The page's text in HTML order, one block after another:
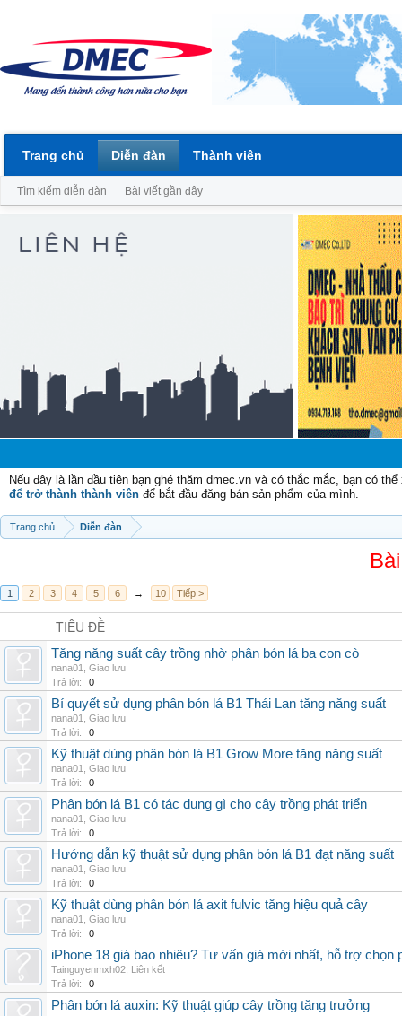
Nếu đây là lần đầu tiên bạn ghé thăm dmec.vn và có thắc mắc, bạn có
để trở thành thành viên để bắt đầu đăng bán sản phẩm của mình.
Trang chủ Diễn đàn
1 2 3 4 5 6 → 10 Tiếp >
TIÊU ĐỀ
Tăng năng suất cây trồng nhờ phân bón lá ba con cò
nana01
Giao lưu
Trả lời:
0
Bí quyết sử dụng phân bón lá B1 Thái Lan tăng năng suất
nana01
Giao lưu
Trả lời:
0
Kỹ thuật dùng phân bón lá B1 Grow More tăng năng suất
nana01
Giao lưu
Trả lời:
0
Phân bón lá B1 có tác dụng gì cho cây trồng phát triển
nana01
Giao lưu
Trả lời:
0
Hướng dẫn kỹ thuật sử dụng phân bón lá B1 đạt năng suất
nana01
Giao lưu
Trả lời:
0
Kỹ thuật dùng phân bón lá axit fulvic tăng hiệu quả cây
nana01
Giao lưu
Trả lời:
0
iPhone 18 giá bao nhiêu? Tư vấn giá mới nhất, hỗ trợ chọn
Tainguyenmxh02 Liên kết
Trả lời:
0
Phân bón lá auxin: Kỹ thuật giúp cây trồng tăng trưởng
Trang chủ Diễn đàn
Tìm kiếm diễn đàn Bài viết gần đây
Thành viên